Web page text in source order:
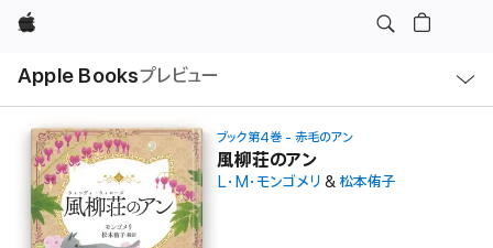
Apple
Apple Booksプレビュー
ル
ブック第4巻 - 赤毛のアン
風柳荘のアン
L・M・モンゴメリ &松本侑子